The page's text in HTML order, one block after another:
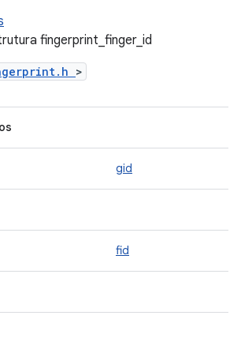
fingerprint_finger_id
>
gid
fid